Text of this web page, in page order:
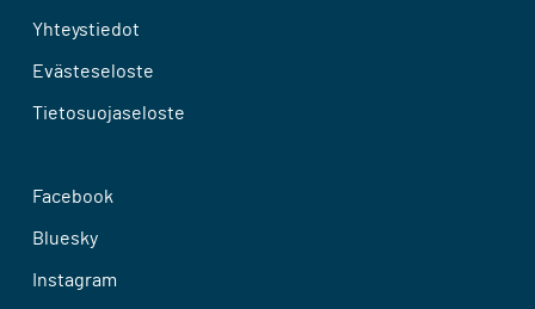
Yhteystiedot
Evästeseloste
Tietosuojaseloste
Facebook
Bluesky
Instagram